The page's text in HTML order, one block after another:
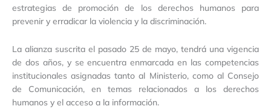
estrategias de promoción de los derechos humanos para
prevenir y erradicar la violencia y la discriminación.
La alianza suscrita el pasado 25 de mayo, tendrá una vigencia
de dos años, y se encuentra enmarcada en las competencias
institucionales asignadas tanto al Ministerio, como al Consejo
de Comunicación, en temas relacionados a los derechos
humanos y el acceso a la información.